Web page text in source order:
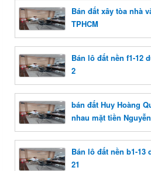
Bán đất xây tòa nhà
TPHCM
Bán lô đất nền f1-12
2
bán đất Huy Hoàng
nhau mặt tiền
Bán lô đất nền b1-13
21